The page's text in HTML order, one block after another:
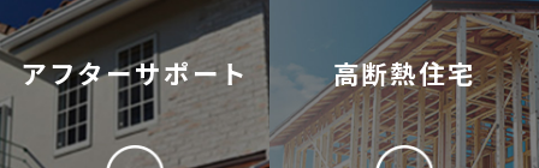
アフターサポート 高断熱住宅